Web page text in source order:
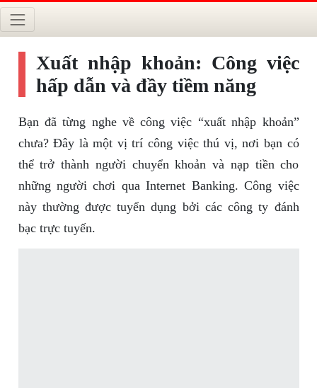
Xuất nhập khoản: Công việc
hấp dẫn và đầy tiềm năng
Bạn đã từng nghe về công việc “xuất nhập khoản”
chưa? Đây là một vị trí công việc thú vị, nơi bạn có
thể trở thành người chuyển khoản và nạp tiền cho
những người chơi qua Internet Banking. Công việc
này thường được tuyển dụng bởi các công ty đánh
bạc trực tuyến.